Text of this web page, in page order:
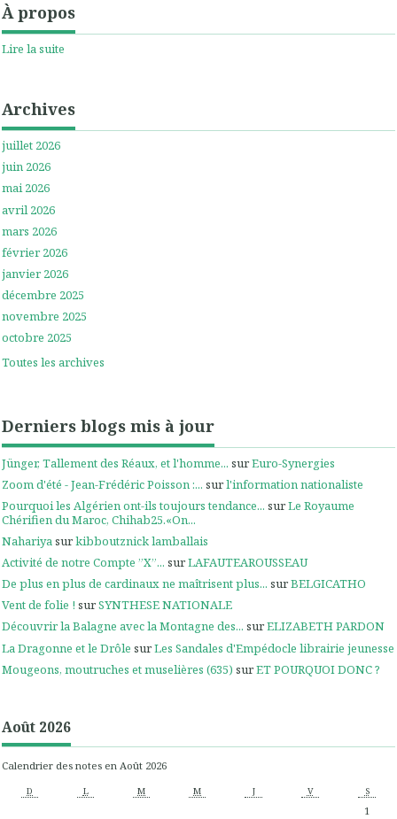
À propos
Lire la suite
Archives
juillet 2026
juin 2026
mai 2026
avril 2026
mars 2026
février 2026
janvier 2026
décembre 2025
novembre 2025
octobre 2025
Toutes les archives
Derniers blogs mis à jour
Jünger, Tallement des Réaux, et l'homme... surEuro-Synergies
Zoom d'été - Jean-Frédéric Poisson :... surl'information nationaliste
Pourquoi les Algérien ont-ils toujours tendance... surLe Royaume
Chérifien du Maroc, Chihab25.«On...
Nahariyasurkibboutznick lamballais
Activité de notre Compte ”X”... surLAFAUTEAROUSSEAU
De plus en plus de cardinaux ne maîtrisent plus... surBELGICATHO
Vent de folie ! surSYNTHESE NATIONALE
Découvrir la Balagne avec la Montagne des... surELIZABETH PARDON
La Dragonne et le Drôle surLes Sandales d'Empédocle librairie jeunesse
Mougeons, moutruches et muselières (635) surET POURQUOI DONC ?
Août 2026
Calendrier des notes en Août 2026
D L M M J V S
1